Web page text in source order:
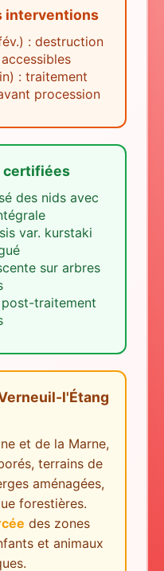
interventions
: destruction
: traitement
procession
certifiées
des nids avec
var. kurstaki
sur arbres
traitement
l'Étang
et de la Marne,
terrains de
aménagées,
forestières.
des zones
et animaux